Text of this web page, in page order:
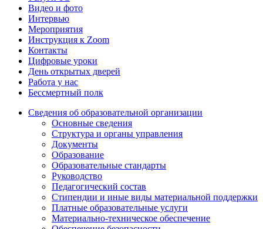
Видео и фото
Интервью
Мероприятия
Инструкция к Zoom
Контакты
Цифровые уроки
День открытых дверей
Работа у нас
Бессмертный полк
Сведения об образовательной организации
Основные сведения
Структура и органы управления
Документы
Образование
Образовательные стандарты
Руководство
Педагогический состав
Стипендии и иные виды материальной поддержки
Платные образовательные услуги
Материально-техническое обеспечение